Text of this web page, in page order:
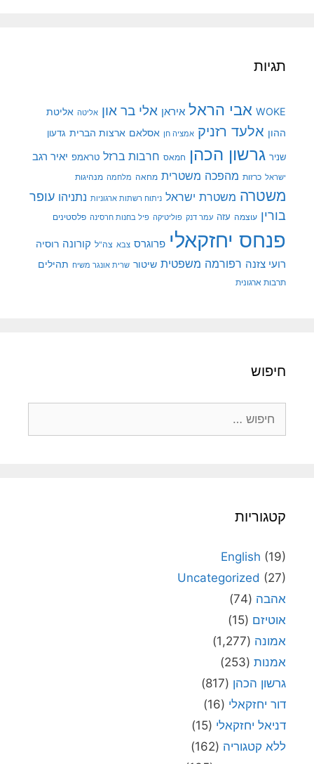
תגיות
WOKE אבי הראל איראן אלי בר און אליטה אליטת
ההון אלעד רזניק אמציה חן אסלאם ארצות הברית גדעון
שניר גרשון הכהן חמאס חרבות ברזל טראמפ יאיר רגב
ישראל כרזות מהפכה משטרית מחאה מלחמה מנהיגות
משטרה משטרת ישראל ניתוח רשתות ארגוניות נתניהו עופר
בורין עוצמה עזה עמר דנק פוליטיקה פיל בחנות חרסינה פלסטינים
פנחס יחזקאלי פרוגרס צבא צה"ל קורונה רוסיה
רועי צזנה רפורמה משפטית שיטור שרית אונגר משיח תהילים
תרבות ארגונית
חיפוש
קטגוריות
English (19)
Uncategorized (27)
אהבה (74)
אוטיזם (15)
אמונה (1,277)
אמנות (253)
גרשון הכהן (817)
דור יחזקאלי (16)
דניאל יחזקאלי (15)
ללא קטגוריה (162)